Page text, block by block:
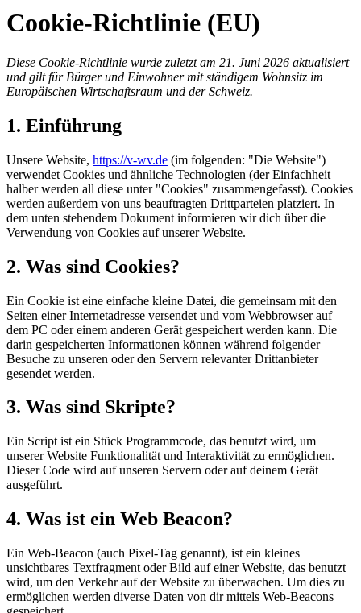
Cookie-Richtlinie (EU)
Diese Cookie-Richtlinie wurde zuletzt am 21. Juni 2026 aktualisiert
und gilt für Bürger und Einwohner mit ständigem Wohnsitz im
Europäischen Wirtschaftsraum und der Schweiz.
1. Einführung
Unsere Website, https://v-wv.de (im folgenden: "Die Website")
verwendet Cookies und ähnliche Technologien (der Einfachheit
halber werden all diese unter "Cookies" zusammengefasst). Cookies
werden außerdem von uns beauftragten Drittparteien platziert. In
dem unten stehendem Dokument informieren wir dich über die
Verwendung von Cookies auf unserer Website.
2. Was sind Cookies?
Ein Cookie ist eine einfache kleine Datei, die gemeinsam mit den
Seiten einer Internetadresse versendet und vom Webbrowser auf
dem PC oder einem anderen Gerät gespeichert werden kann. Die
darin gespeicherten Informationen können während folgender
Besuche zu unseren oder den Servern relevanter Drittanbieter
gesendet werden.
3. Was sind Skripte?
Ein Script ist ein Stück Programmcode, das benutzt wird, um
unserer Website Funktionalität und Interaktivität zu ermöglichen.
Dieser Code wird auf unseren Servern oder auf deinem Gerät
ausgeführt.
4. Was ist ein Web Beacon?
Ein Web-Beacon (auch Pixel-Tag genannt), ist ein kleines
unsichtbares Textfragment oder Bild auf einer Website, das benutzt
wird, um den Verkehr auf der Website zu überwachen. Um dies zu
ermöglichen werden diverse Daten von dir mittels Web-Beacons